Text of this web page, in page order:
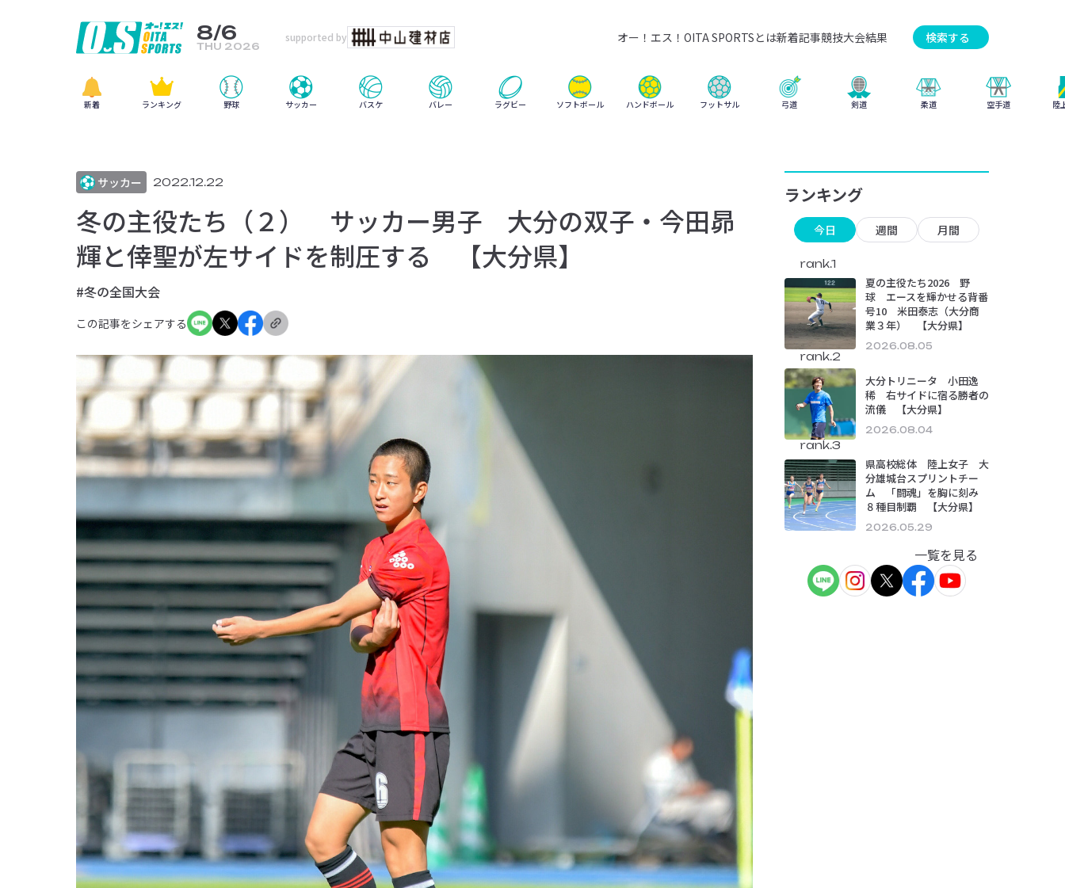
8/6
THU 2026
supported by オー！エス！OITA SPORTSとは新着記事競技大会結果 検索する
新着 ランキング 野球 サッカー バスケ バレー ラグビー ソフトボール ハンドボール フットサル 弓道 剣道 柔道 空手道 陸
サッカー 2022.12.22
冬の主役たち（２） サッカー男子 大分の双子・今田昴
輝と倖聖が左サイドを制圧する 【大分県】
#冬の全国大会
この記事をシェアする
ランキング
今日 週間 月間
rank.1
夏の主役たち2026 野
球 エースを輝かせる背番
号10 米田泰志（大分商
業３年） 【大分県】
2026.08.05
rank.2
大分トリニータ 小田逸
稀 右サイドに宿る勝者の
流儀 【大分県】
2026.08.04
rank.3
県高校総体 陸上女子 大
分雄城台スプリントチー
ム 「闘魂」を胸に刻み
８種目制覇 【大分県】
2026.05.29
一覧を見る